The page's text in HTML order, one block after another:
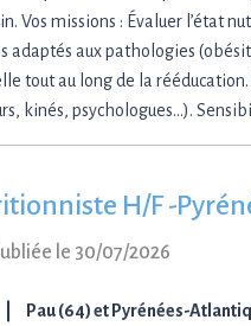
Vos missions : Évaluer l’état
adaptés aux pathologies
tout au long de la
kinés, psychologues…).
H/F -
le 30/07/2026
Pau (64) et Pyrénées-